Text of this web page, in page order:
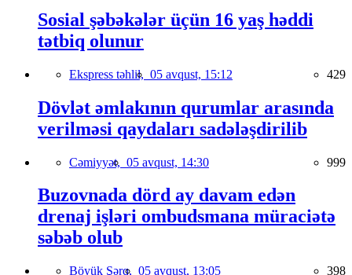
Sosial şəbəkələr üçün 16 yaş həddi
tətbiq olunur
Ekspress təhlil, 05 avqust, 15:12 429
Dövlət əmlakının qurumlar arasında
verilməsi qaydaları sadələşdirilib
Cəmiyyət, 05 avqust, 14:30 999
Buzovnada dörd ay davam edən
drenaj işləri ombudsmana müraciətə
səbəb olub
Böyük Şərq, 05 avqust, 13:05 398